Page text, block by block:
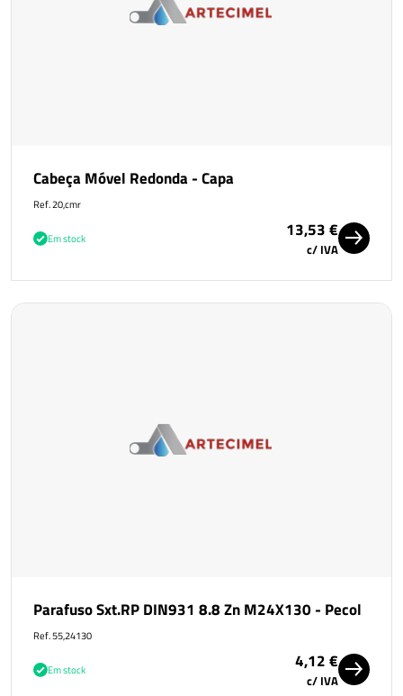
Cabeça Móvel Redonda - Capa
Ref. 20,cmr
Em stock 13,53 €
c/ IVA
Parafuso Sxt.RP DIN931 8.8 Zn M24X130 - Pecol
Ref. 55,24130
Em stock 4,12 €
c/ IVA